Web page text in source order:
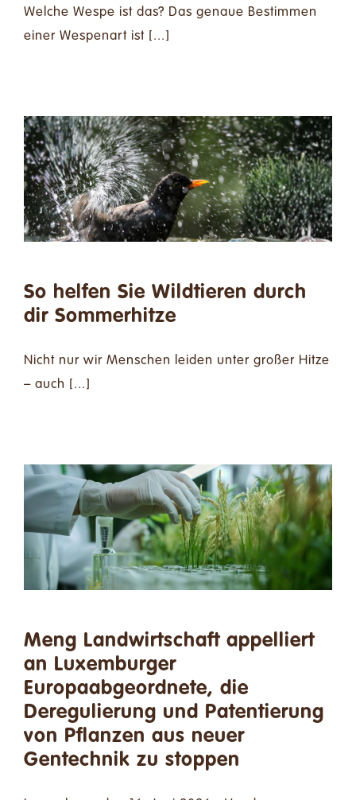
Welche Wespe ist das? Das genaue Bestimmen
einer Wespenart ist [...]
So helfen Sie Wildtieren durch
dir Sommerhitze
Nicht nur wir Menschen leiden unter großer Hitze
– auch [...]
Meng Landwirtschaft appelliert
an Luxemburger
Europaabgeordnete, die
Deregulierung und Patentierung
von Pflanzen aus neuer
Gentechnik zu stoppen